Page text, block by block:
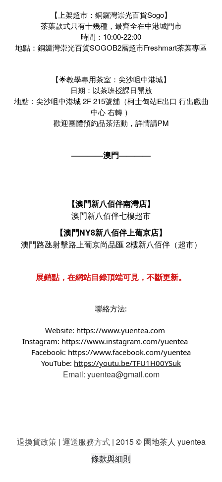
【上架超市：銅鑼灣崇光百貨Sogo】
茶葉款式只有十幾種，最齊全在中港城門市
時間：10:00-22:00
地點：銅鑼灣崇光百貨SOGOB2層超市Freshmart茶葉專區
【🌟教學專用茶室：尖沙咀中港城】
日期：以茶班授課日開放
地點：尖沙咀中港城 2F 215號舖（柯士甸站E出口 行出戲曲
中心 右轉 ）
歡迎團體預約品茶活動，詳情請PM
————澳門————
【澳門新八佰伴南灣店】
澳門新八佰伴七樓超市
【澳門NY8新八佰伴上葡京店】
澳門路氹射擊路上葡京尚品匯 2樓新八佰伴（超市）
展銷點，在網站目錄頂端可見，不斷更新。
聯絡方法:
Website: https://www.yuentea.com
Instagram: https://www.instagram.com/yuentea
Facebook: https://www.facebook.com/yuentea
YouTube: https://youtu.be/TFU1H00YSuk
Email: yuentea@gmail.com
退換貨政策| 運送服務方式| 2015 © 園地茶人 yuentea
條款與細則